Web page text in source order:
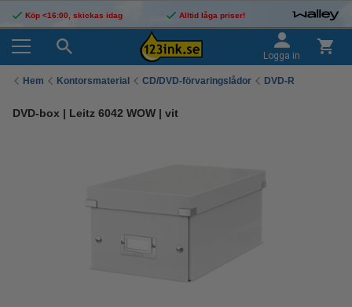
Köp <16:00, skickas idag Alltid låga priser!
Logga in
Hem Kontorsmaterial CD/DVD-förvaringslådor DVD-R
DVD-box | Leitz 6042 WOW | vit